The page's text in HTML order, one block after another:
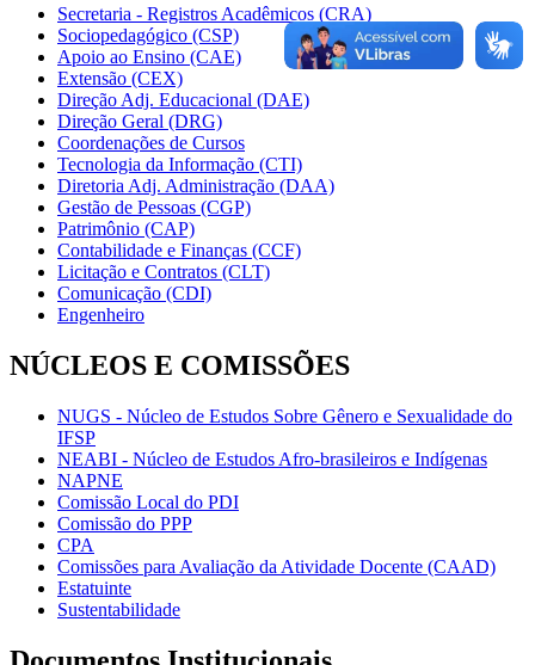
Secretaria - Registros Acadêmicos (CRA)
Sociopedagógico (CSP)
Apoio ao Ensino (CAE)
Extensão (CEX)
Direção Adj. Educacional (DAE)
Direção Geral (DRG)
Coordenações de Cursos
Tecnologia da Informação (CTI)
Diretoria Adj. Administração (DAA)
Gestão de Pessoas (CGP)
Patrimônio (CAP)
Contabilidade e Finanças (CCF)
Licitação e Contratos (CLT)
Comunicação (CDI)
Engenheiro
NÚCLEOS E COMISSÕES
NUGS - Núcleo de Estudos Sobre Gênero e Sexualidade do
IFSP
NEABI - Núcleo de Estudos Afro-brasileiros e Indígenas
NAPNE
Comissão Local do PDI
Comissão do PPP
CPA
Comissões para Avaliação da Atividade Docente (CAAD)
Estatuinte
Sustentabilidade